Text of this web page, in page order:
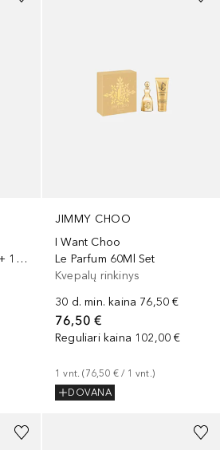
CHOO with LOVE 60ml + 10ml Set
JIMMY CHOO
I Want Choo
Le Parfum 60Ml Set
Kvepalų rinkinys
30 d. min. kaina 76,50 €
76,50 €
Reguliari kaina 102,00 €
1 vnt. (76,50 € / 1 vnt.)
DOVANA